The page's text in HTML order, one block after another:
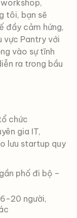
tôi, bạn sẽ
đầy cảm hứng,
vực Pantry với
vào sự tĩnh
ra trong bầu
chức
gia IT,
lưu startup quy
phố đi bộ –
20 người,